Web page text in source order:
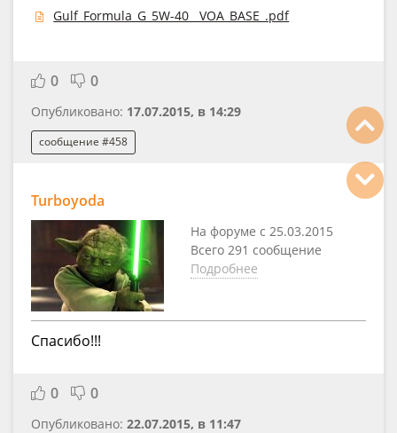
Gulf_Formula_G_5W-40__VOA_BASE_.pdf
0 0
Опубликовано: 17.07.2015, в 14:29
сообщение #458
Turboyoda
На форуме с 25.03.2015
Всего 291 сообщение
Подробнее
Спасибо!!!
0 0
Опубликовано: 22.07.2015, в 11:47